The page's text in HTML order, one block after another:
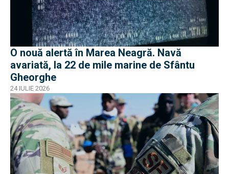
O nouă alertă în Marea Neagră. Navă
avariată, la 22 de mile marine de Sfântu
Gheorghe
24 IULIE 2026